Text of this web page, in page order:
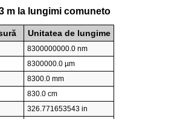
m la lungimi comuneto
Unitatea de lungime
8300000000.0 nm
8300000.0 µm
8300.0 mm
830.0 cm
326.771653543 in